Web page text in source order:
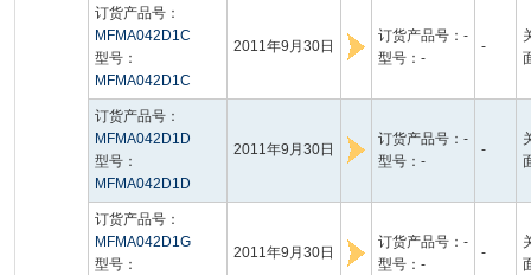
订货产品号：
MFMA042D1C
型号：
MFMA042D1C
2011年9月30日
订货产品号：-
型号：-
-
订货产品号：
MFMA042D1D
型号：
MFMA042D1D
2011年9月30日
订货产品号：-
型号：-
-
订货产品号：
MFMA042D1G
型号：
2011年9月30日
订货产品号：-
型号：-
-